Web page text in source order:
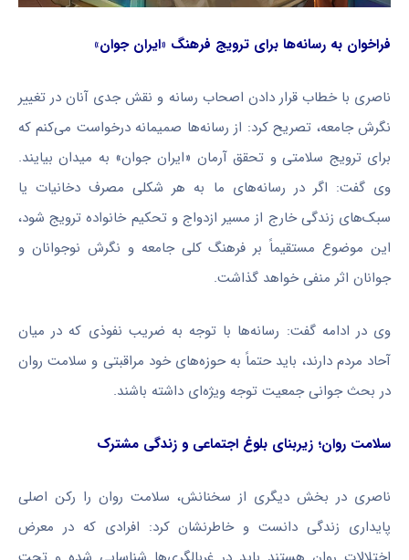
فراخوان به رسانه‌ها برای ترویج فرهنگ «ایران جوان»
ناصری با خطاب قرار دادن اصحاب رسانه و نقش جدی آنان در تغییر
نگرش جامعه، تصریح کرد: از رسانه‌ها صمیمانه درخواست می‌کنم که
برای ترویج سلامتی و تحقق آرمان «ایران جوان» به میدان بیایند.
وی گفت: اگر در رسانه‌های ما به هر شکلی مصرف دخانیات یا
سبک‌های زندگی خارج از مسیر ازدواج و تحکیم خانواده ترویج شود،
این موضوع مستقیماً بر فرهنگ کلی جامعه و نگرش نوجوانان و
جوانان اثر منفی خواهد گذاشت.
وی در ادامه گفت: رسانه‌ها با توجه به ضریب نفوذی که در میان
آحاد مردم دارند، باید حتماً به حوزه‌های خود مراقبتی و سلامت روان
در بحث جوانی جمعیت توجه ویژه‌ای داشته باشند.
سلامت روان؛ زیربنای بلوغ اجتماعی و زندگی مشترک
ناصری در بخش دیگری از سخنانش، سلامت روان را رکن اصلی
پایداری زندگی دانست و خاطرنشان کرد: افرادی که در معرض